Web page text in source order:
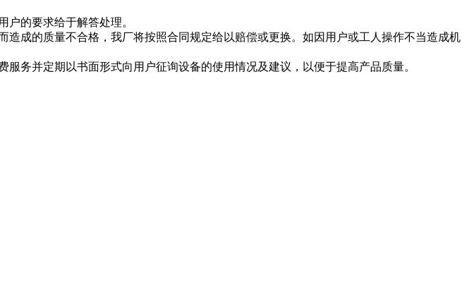
户的要求给于解答处理。
成的质量不合格，我厂将按照合同规定给以赔偿或更换。如因用户或工人操作不当造成机
务并定期以书面形式向用户征询设备的使用情况及建议，以便于提高产品质量。